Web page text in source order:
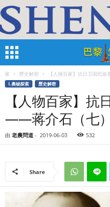
家 歷史解密 【人物百家】抗日卫国民族
I.奧秘探索 歷史解密
【人物百家】抗
——蒋介石（七）
由 老農問道 - 2019-06-03 532
Share